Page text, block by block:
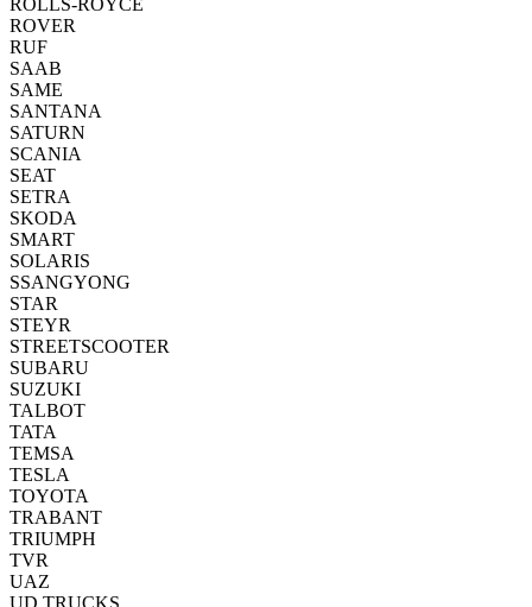
ROLLS-ROYCE
ROVER
RUF
SAAB
SAME
SANTANA
SATURN
SCANIA
SEAT
SETRA
SKODA
SMART
SOLARIS
SSANGYONG
STAR
STEYR
STREETSCOOTER
SUBARU
SUZUKI
TALBOT
TATA
TEMSA
TESLA
TOYOTA
TRABANT
TRIUMPH
TVR
UAZ
UD TRUCKS